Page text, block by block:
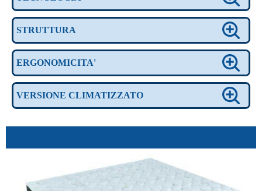
STRUTTURA
ERGONOMICITA'
VERSIONE CLIMATIZZATO